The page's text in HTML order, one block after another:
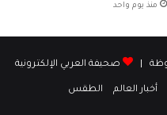
منذ يوم واحد
صحيفة العربي الإلكترونية
أخبار العالم الطقس